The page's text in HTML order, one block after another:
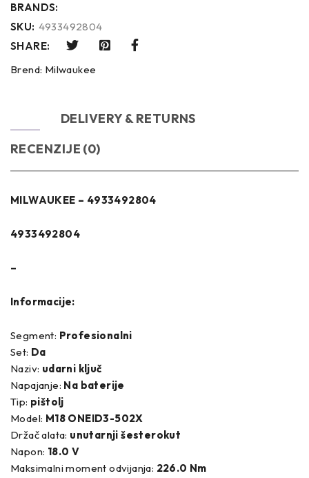
BRANDS:
SKU: 4933492804
SHARE:
Brend: Milwaukee
DELIVERY & RETURNS
RECENZIJE (0)
MILWAUKEE – 4933492804
4933492804
–
Informacije:
Segment: Profesionalni
Set: Da
Naziv: udarni ključ
Napajanje: Na baterije
Tip: pištolj
Model: M18 ONEID3-502X
Držač alata: unutarnji šesterokut
Napon: 18.0 V
Maksimalni moment odvijanja: 226.0 Nm